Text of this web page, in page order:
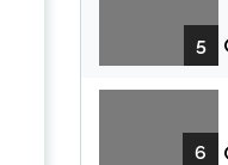
5
6